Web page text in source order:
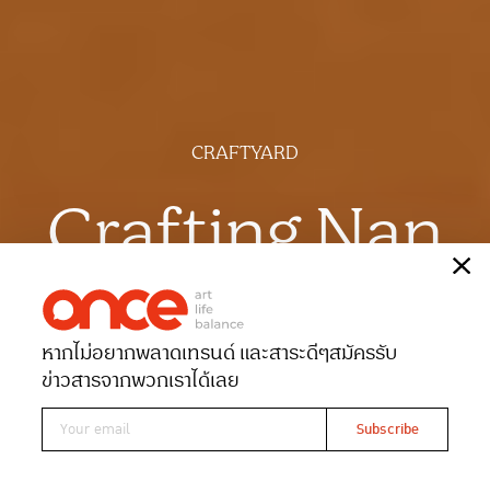
CRAFTYARD
Crafting Nan
เรื่องณัฐฐาภรณ์ ศิริสลุง
ภาพศิริน ม่วงมัน
Date 14-03-2026Views 1448
หากไม่อยากพลาดเทรนด์ และสาระดีๆสมัครรับ
ข่าวสารจากพวกเราได้เลย